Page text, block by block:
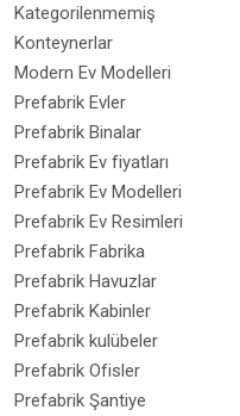
Kategorilenmemiş
Konteynerlar
Modern Ev Modelleri
Prefabrik Evler
Prefabrik Binalar
Prefabrik Ev fiyatları
Prefabrik Ev Modelleri
Prefabrik Ev Resimleri
Prefabrik Fabrika
Prefabrik Havuzlar
Prefabrik Kabinler
Prefabrik kulübeler
Prefabrik Ofisler
Prefabrik Şantiye